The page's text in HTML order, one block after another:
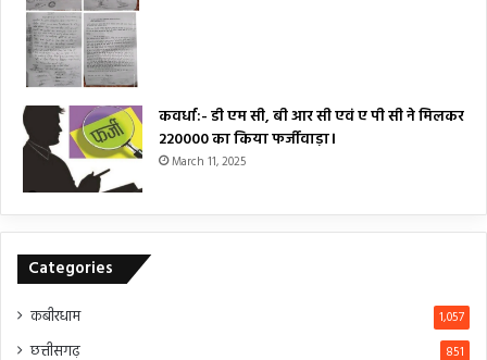
कवर्धा:- डी एम सी, बी आर सी एवं ए पी सी ने मिलकर
₹220000 का किया फर्जीवाड़ा।
March 11, 2025
Categories
कबीरधाम 1,057
छत्तीसगढ़ 851